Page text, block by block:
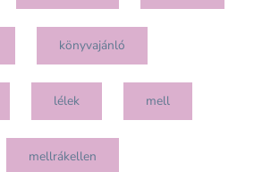
könyvajánló
lélek mell
mellrákellen